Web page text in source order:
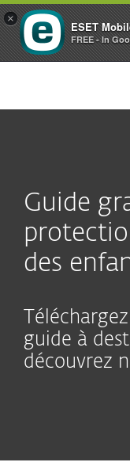
Guide
des
guide à
découvrez
×
ESET
FREE - In